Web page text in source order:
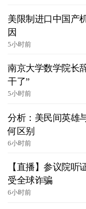
美限制进口中国产
因
5小时前
南京大学数学院长
干了”
5小时前
分析：美民间英雄
何区别
6小时前
【直播】参议院听
受全球诈骗
6小时前